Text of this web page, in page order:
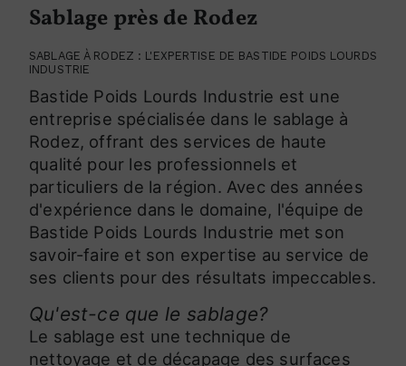
Sablage près de Rodez
SABLAGE À RODEZ : L'EXPERTISE DE BASTIDE POIDS LOURDS
INDUSTRIE
Bastide Poids Lourds Industrie est une
entreprise spécialisée dans le sablage à
Rodez, offrant des services de haute
qualité pour les professionnels et
particuliers de la région. Avec des années
d'expérience dans le domaine, l'équipe de
Bastide Poids Lourds Industrie met son
savoir-faire et son expertise au service de
ses clients pour des résultats impeccables.
Qu'est-ce que le sablage?
Le sablage est une technique de
nettoyage et de décapage des surfaces